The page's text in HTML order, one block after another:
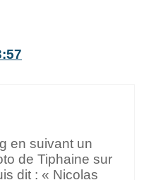
en suivant un
de Tiphaine sur
dit : « Nicolas